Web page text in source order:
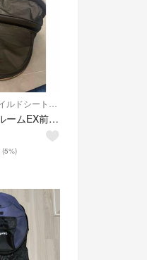
ギュットクルームEX前乗せチャイルドシート サンシェード combi
(5%)